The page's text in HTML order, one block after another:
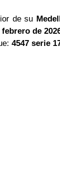
de su
de
4547 serie